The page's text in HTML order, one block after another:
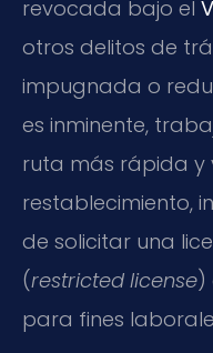
revocada bajo el
otros delitos de
impugnada o
es inminente,
ruta más rápida y
restablecimiento,
de solicitar una
(restricted license)
para fines